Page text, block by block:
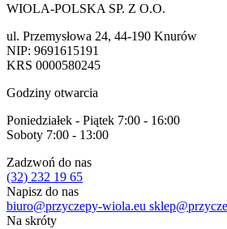
WIOLA-POLSKA SP. Z O.O.
ul. Przemysłowa 24, 44-190 Knurów
NIP: 9691615191
KRS 0000580245
Godziny otwarcia
Poniedziałek - Piątek 7:00 - 16:00
Soboty 7:00 - 13:00
Zadzwoń do nas
(32) 232 19 65
Napisz do nas
biuro@przyczepy-wiola.eu
Na skróty